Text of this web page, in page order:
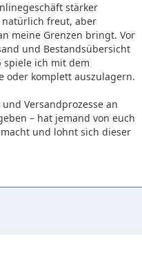
stärker
natürlich freut, aber
meine Grenzen bringt. Vor
und Bestandsübersicht
spiele ich mit dem
oder komplett auszulagern.
Versandprozesse an
– hat jemand von euch
und lohnt sich dieser